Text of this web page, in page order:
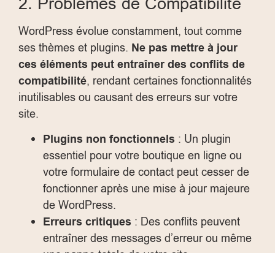
WordPress évolue constamment, tout comme
ses thèmes et plugins. Ne pas mettre à jour
ces éléments peut entraîner des conflits de
compatibilité, rendant certaines fonctionnalités
inutilisables ou causant des erreurs sur votre
site.
Plugins non fonctionnels : Un plugin
essentiel pour votre boutique en ligne ou
votre formulaire de contact peut cesser de
fonctionner après une mise à jour majeure
de WordPress.
Erreurs critiques : Des conflits peuvent
entraîner des messages d’erreur ou même